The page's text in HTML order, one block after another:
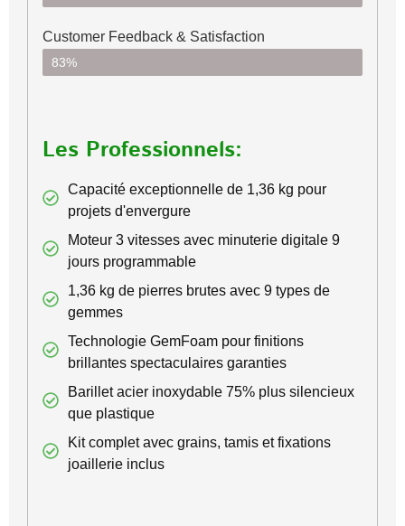
Customer Feedback & Satisfaction​
83%
Les Professionnels:
Capacité exceptionnelle de 1,36 kg pour
projets d'envergure
Moteur 3 vitesses avec minuterie digitale 9
jours programmable
1,36 kg de pierres brutes avec 9 types de
gemmes
Technologie GemFoam pour finitions
brillantes spectaculaires garanties
Barillet acier inoxydable 75% plus silencieux
que plastique
Kit complet avec grains, tamis et fixations
joaillerie inclus